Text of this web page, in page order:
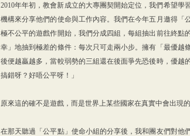
2010年年初，教會新成立的大專團契開始定位，我們希望
機構來分享他們的使命與工作內容。我們在今年五月邀得「
極不公平的遊戲作開始，我們分成四組，每組抽出前往終點
幸」地抽到極差的條件：每次只可走兩小步。擁有「最優
後便越贏越多，當較弱勢的三組還在後面爭先恐後時，優
搞錯呀？好唔公平呀！」
原來這的確不是遊戲，而是世界上某些國家在真實中會出現的
在那天聽過「公平點」使命小組的分享後，我和團友們對